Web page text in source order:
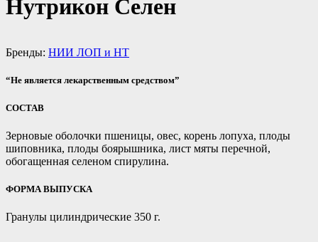
Нутрикон Селен
Бренды: НИИ ЛОП и НТ
“Не является лекарственным средством”
СОСТАВ
Зерновые оболочки пшеницы, овес, корень лопуха, плоды
шиповника, плоды боярышника, лист мяты перечной,
обогащенная селеном спирулина.
ФОРМА ВЫПУСКА
Гранулы цилиндрические 350 г.